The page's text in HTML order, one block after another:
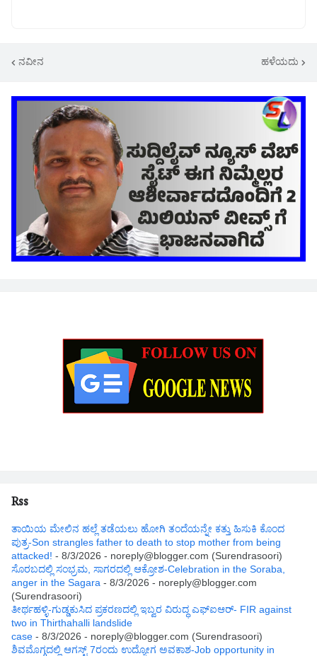
ನವೀನ ಹಳೆಯದು
Rss
ತಾಯಿಯ ಮೇಲಿನ ಹಲ್ಲೆ ತಡೆಯಲು ಹೋಗಿ ತಂದೆಯನ್ನೇ ಕತ್ತು ಹಿಸುಕಿ ಕೊಂದ
ಪುತ್ರ-Son strangles father to death to stop mother from being
attacked! - 8/3/2026 - noreply@blogger.com (Surendrasoori)
ಸೊರಬದಲ್ಲಿ ಸಂಭ್ರಮ, ಸಾಗರದಲ್ಲಿ ಆಕ್ರೋಶ-Celebration in the Soraba,
anger in the Sagara - 8/3/2026 - noreply@blogger.com
(Surendrasoori)
ತೀರ್ಥಹಳ್ಳಿ-ಗುಡ್ಡಕುಸಿದ ಪ್ರಕರಣದಲ್ಲಿ ಇಬ್ವರ ವಿರುದ್ಧ ಎಫ್ಐಆರ್- FIR against
two in Thirthahalli landslide
case - 8/3/2026 - noreply@blogger.com (Surendrasoori)
ಶಿವಮೊಗ್ಗದಲ್ಲಿ ಆಗಸ್ಟ್ 7ರಂದು ಉದ್ಯೋಗ ಅವಕಾಶ-Job opportunity in